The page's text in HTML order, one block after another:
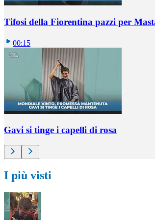
Tifosi della Fiorentina pazzi per
00:15
Gavi si tinge i capelli di rosa
I più visti